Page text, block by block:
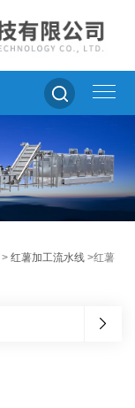
>红薯加工流水线 >红薯